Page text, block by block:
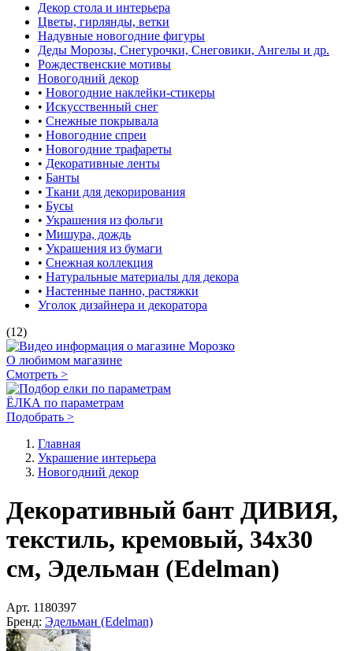
Декор стола и интерьера
Цветы, гирлянды, ветки
Надувные новогодние фигуры
Деды Морозы, Снегурочки, Снеговики, Ангелы и др.
Рождественские мотивы
Новогодний декор
• Новогодние наклейки-стикеры
• Искусственный снег
• Снежные покрывала
• Новогодние спреи
• Новогодние трафареты
• Декоративные ленты
• Банты
• Ткани для декорирования
• Бусы
• Украшения из фольги
• Мишура, дождь
• Украшения из бумаги
• Снежная коллекция
• Натуральные материалы для декора
• Настенные панно, растяжки
Уголок дизайнера и декоратора
(12)
О любимом магазине
Смотреть >
ЁЛКА по параметрам
Подобрать >
Главная
Украшение интерьера
Новогодний декор
Декоративный бант ДИВИЯ,
текстиль, кремовый, 34х30
см, Эдельман (Edelman)
Арт. 1180397
Бренд: Эдельман (Edelman)